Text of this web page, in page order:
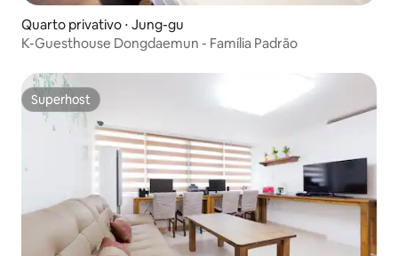
Quarto privativo ⋅ Jung-gu
K-Guesthouse Dongdaemun - Família Padrão
Superhost
Superhost